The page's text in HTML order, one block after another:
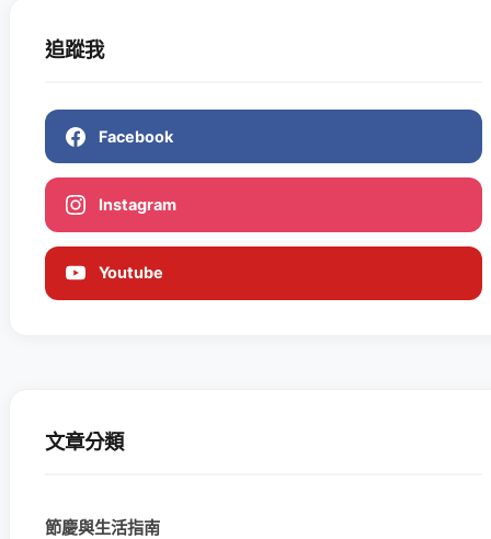
追蹤我
Facebook
Instagram
Youtube
文章分類
節慶與生活指南